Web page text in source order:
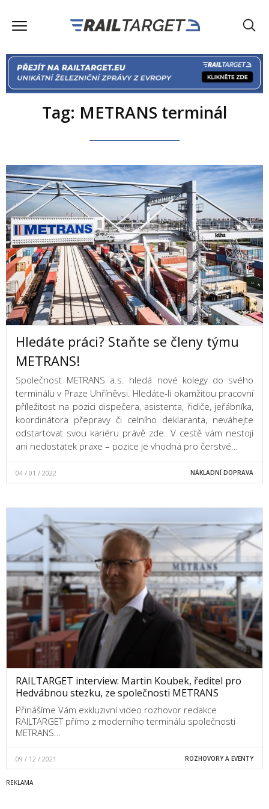
Tag: METRANS terminál
Hledáte práci? Staňte se členy týmu
METRANS!
Společnost METRANS a.s. hledá nové kolegy do svého
terminálu v Praze Uhříněvsi. Hledáte-li okamžitou pracovní
příležitost na pozici dispečera, asistenta, řidiče, jeřábníka,
koordinátora přepravy či celního deklaranta, neváhejte
odstartovat svou kariéru právě zde. V cestě vám nestojí
ani nedostatek praxe – pozice je vhodná pro čerstvé…
04 / 01 / 2022 NÁKLADNÍ DOPRAVA
RAILTARGET interview: Martin Koubek, ředitel pro
Hedvábnou stezku, ze společnosti METRANS
Přinášíme Vám exkluzivní video rozhovor redakce
RAILTARGET přímo z moderního terminálu společnosti
METRANS…
09 / 12 / 2021 ROZHOVORY A EVENTY